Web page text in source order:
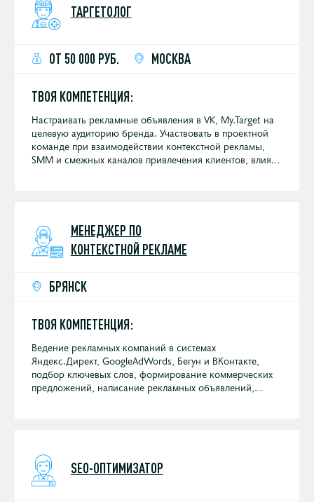
ТАРГЕТОЛОГ
ОТ 50 000 РУБ. МОСКВА
ТВОЯ КОМПЕТЕНЦИЯ:
Настраивать рекламные объявления в VK, My.Target на
целевую аудиторию бренда. Участвовать в проектной
команде при взаимодействии контекстной рекламы,
SMM и смежных каналов привлечения клиентов, влиять
МЕНЕДЖЕР ПО
КОНТЕКСТНОЙ РЕКЛАМЕ
БРЯНСК
ТВОЯ КОМПЕТЕНЦИЯ:
Ведение рекламных компаний в системах
Яндекс.Директ, GoogleAdWords, Бегун и ВКонтакте,
подбор ключевых слов, формирование коммерческих
предложений, написание рекламных объявлений,
SEO-ОПТИМИЗАТОР